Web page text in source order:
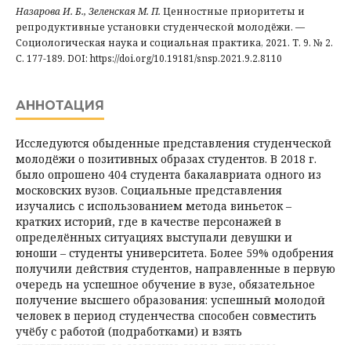
Назарова И. Б., Зеленская М. П. Ценностные приоритеты и
репродуктивные установки студенческой молодёжи. —
Социологическая наука и социальная практика, 2021. Т. 9. № 2.
С. 177-189. DOI: https://doi.org/10.19181/snsp.2021.9.2.8110
АННОТАЦИЯ
Исследуются обыденные представления студенческой
молодёжи о позитивных образах студентов. В 2018 г.
было опрошено 404 студента бакалавриата одного из
московских вузов. Социальные представления
изучались с использованием метода виньеток –
кратких историй, где в качестве персонажей в
определённых ситуациях выступали девушки и
юноши – студенты университета. Более 59% одобрения
получили действия студентов, направленные в первую
очередь на успешное обучение в вузе, обязательное
получение высшего образования: успешный молодой
человек в период студенчества способен совместить
учёбу с работой (подработками) и взять